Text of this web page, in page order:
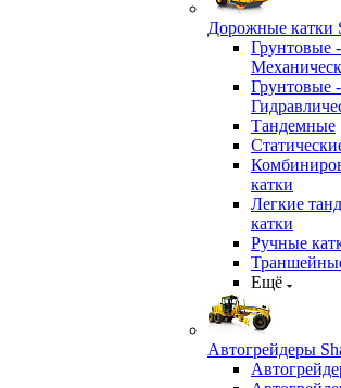
Дорожные катки
Грунтовые -
Грунтовые -
Тандемные
катки
Легкие
катки
Ручные
Ещё
Автогрейдеры